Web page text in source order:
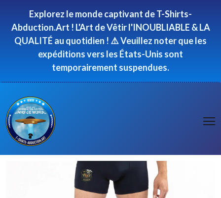
Explorez le monde captivant de T-Shirts-
Abduction.Art ! L'Art de Vêtir l'INOUBLIABLE & LA
QUALITÉ au quotidien ! ⚠️ Veuillez noter que les
expéditions vers les États-Unis sont
temporairement suspendues.